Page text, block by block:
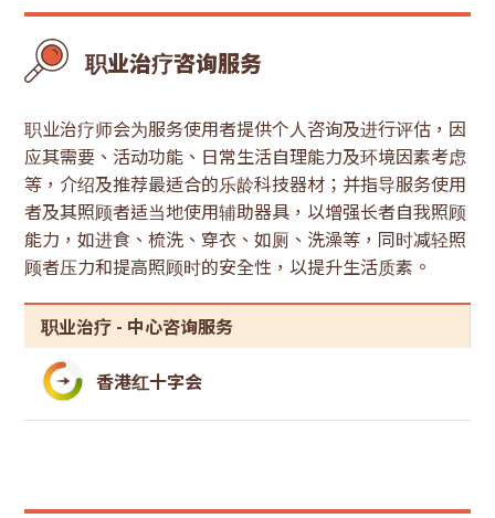
乐
龄
科
技
租
赁
系
统
职业治疗咨询服务
职业治疗师会为服务使用者提供个人咨询及进行评估，因
应其需要、活动功能、日常生活自理能力及环境因素考虑
等，介绍及推荐最适合的乐龄科技器材；并指导服务使用
者及其照顾者适当地使用辅助器具，以增强长者自我照顾
能力，如进食、梳洗、穿衣、如厕、洗澡等，同时减轻照
顾者压力和提高照顾时的安全性，以提升生活质素。
职业治疗 - 中心咨询服务
香港红十字会